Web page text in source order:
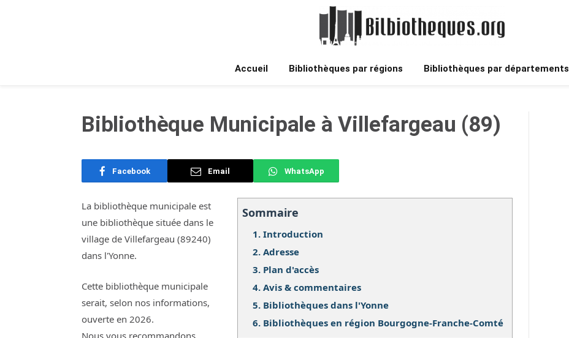
Accueil Bibliothèques par régions Bibliothèques par départements
Bibliothèque Municipale à Villefargeau (89)
Facebook Email WhatsApp
Sommaire
1. Introduction
2. Adresse
3. Plan d'accès
4. Avis & commentaires
5. Bibliothèques dans l'Yonne
6. Bibliothèques en région Bourgogne-Franche-Comté
La bibliothèque municipale est
une bibliothèque située dans le
village de Villefargeau (89240)
dans l'Yonne.
Cette bibliothèque municipale
serait, selon nos informations,
ouverte en 2026.